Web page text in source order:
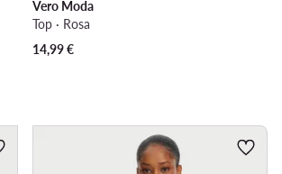
Vero Moda
Top · Rosa
14,99€